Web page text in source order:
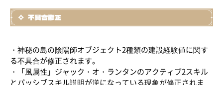
・神秘の島の陰陽師オブジェクト2種類の建設経験値に関す
る不具合が修正されます。
・「風属性」ジャック・オ・ランタンのアクティブ2スキル
とパッシブスキル説明が逆になっている現象が修正されま